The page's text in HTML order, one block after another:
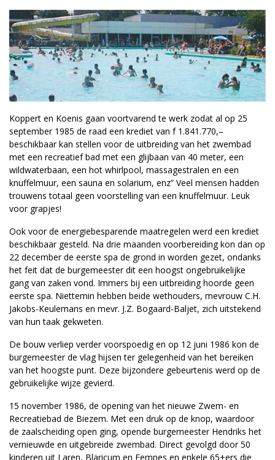
Koppert en Koenis gaan voortvarend te werk zodat al op 25
september 1985 de raad een krediet van f 1.841.770,–
beschikbaar kan stellen voor de uitbreiding van het zwembad
met een recreatief bad met een glijbaan van 40 meter, een
wildwaterbaan, een hot whirlpool, massagestralen en een
knuffelmuur, een sauna en solarium, enz” Veel mensen hadden
trouwens totaal geen voorstelling van een knuffelmuur. Leuk
voor grapjes!
Ook voor de energiebesparende maatregelen werd een krediet
beschikbaar gesteld. Na drie maanden voorbereiding kon dan op
22 december de eerste spa de grond in worden gezet, ondanks
het feit dat de burgemeester dit een hoogst ongebruikelijke
gang van zaken vond. Immers bij een uitbreiding hoorde geen
eerste spa. Niettemin hebben beide wethouders, mevrouw C.H.
Jakobs-Keulemans en mevr. J.Z. Bogaard-Baljet, zich uitstekend
van hun taak gekweten.
De bouw verliep verder voorspoedig en op 12 juni 1986 kon de
burgemeester de vlag hijsen ter gelegenheid van het bereiken
van het hoogste punt. Deze bijzondere gebeurtenis werd op de
gebruikelijke wijze gevierd.
15 november 1986, de opening van het nieuwe Zwem- en
Recreatiebad de Biezem. Met een druk op de knop, waardoor
de zaalscheiding open ging, opende burgemeester Hendriks het
vernieuwde en uitgebreide zwembad. Direct gevolgd door 50
kinderen uit Laren, Blaricum en Eemnes en enkele 65+ers die